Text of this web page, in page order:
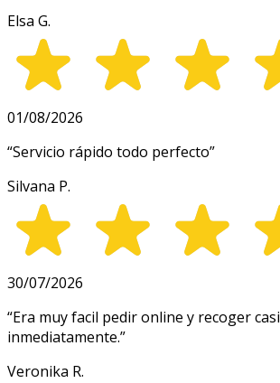
Elsa G.
01/08/2026
“Servicio rápido todo perfecto”
Silvana P.
30/07/2026
“Era muy facil pedir online y recoger casi
inmediatamente.”
Veronika R.